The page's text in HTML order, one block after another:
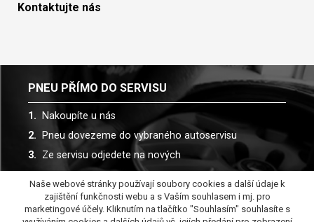
Kontaktujte nás
PNEU PŘÍMO DO SERVISU
Nakoupíte u nás
Pneu dovezeme do vybraného autoservisu
Ze servisu odjedete na nových
Spolupracujeme s více než 30 autoservisy
Naše webové stránky používají soubory cookies a další údaje k
zajištění funkčnosti webu a s Vaším souhlasem i mj. pro
marketingové účely. Kliknutím na tlačítko "Souhlasím" souhlasíte s